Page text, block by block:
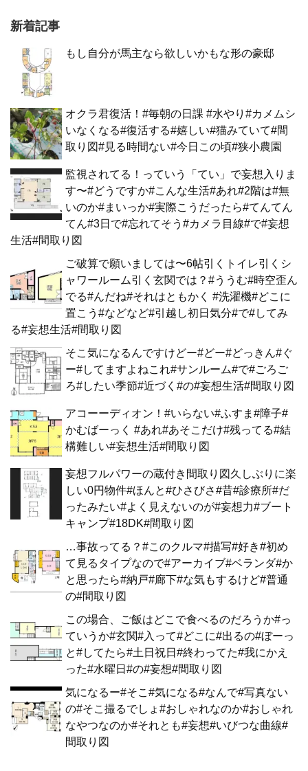
新着記事
もし自分が馬主なら欲しいかもな形の豪邸
オクラ君復活！#毎朝の日課 #水やり#カメムシ
いなくなる#復活する#嬉しい#猫みていて#間
取り図#見る時間ない#今日この頃#狭小農園
監視されてる！っていう「てい」で妄想入りま
す〜#どうですか#こんな生活#あれ#2階は#無
いのか#まいっか#実際こうだったら#てんてん
てん#3日で#忘れてそう#カメラ目線#で#妄想
生活#間取り図
ご破算で願いましては〜6帖引くトイレ引くシ
ャワールーム引く玄関では？#ううむ#時空歪ん
でる#んだね#それはともかく #洗濯機#どこに
置こう#などなど#引越し初日気分#で#してみ
る#妄想生活#間取り図
そこ気になるんですけどー#どー#どっきん#ぐ
ー#してますよねこれ#サンルーム#で#ごろご
ろ#したい季節#近づく#の#妄想生活#間取り図
アコーーディオン！#いらない#ふすま#障子#
かむばーっく #あれ#あそこだけ#残ってる#結
構難しい#妄想生活#間取り図
妄想フルパワーの蔵付き間取り図久しぶりに楽
しい0円物件#ほんと#ひさびさ#昔#診療所#だ
ったみたい#よく見えないのが#妄想力#ブート
キャンプ#18DK#間取り図
…事故ってる？#このクルマ#描写#好き#初め
て見るタイプなので#アーカイブ#ベランダ#か
と思ったら#納戸#廊下#な気もするけど#普通
の#間取り図
この場合、ご飯はどこで食べるのだろうか#っ
ていうか#玄関#入って#どこに#出るの#ぼーっ
と#してたら#土日祝日#終わってた#我にかえ
った#水曜日#の#妄想#間取り図
気になるー#そこ#気になる#なんで#写真ない
の#そこ撮るでしょ#おしゃれなのか#おしゃれ
なやつなのか#それとも#妄想#いびつな曲線#
間取り図